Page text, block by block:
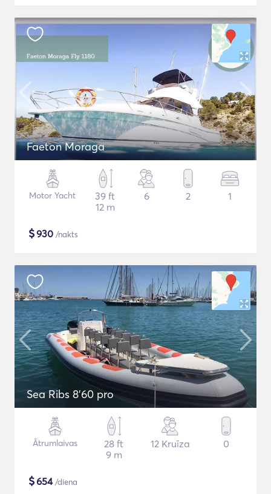
Faeton Moraga
Motor Yacht
39 ft
12 m
6 2 1
$930 /nakts
Sea Ribs 8'60 pro
Ātrumlaivas
28 ft
9 m
12 Kruīza 0
$654/diena